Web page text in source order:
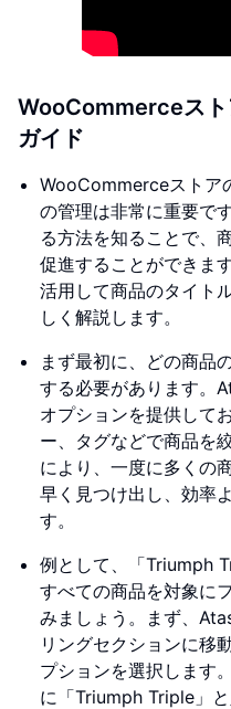
WooCommerceスト
ガイド
WooCommerceストア
の管理は非常に重要で
る方法を知ることで、
促進することができま
活用して商品のタイト
しく解説します。
まず最初に、どの商品
する必要があります。
オプションを提供して
ー、タグなどで商品を
により、一度に多くの
早く見つけ出し、効率
す。
例として、「Triumph
すべての商品を対象に
みましょう。まず、
リングセクションに移
プションを選択します
に「Triumph Triple」と